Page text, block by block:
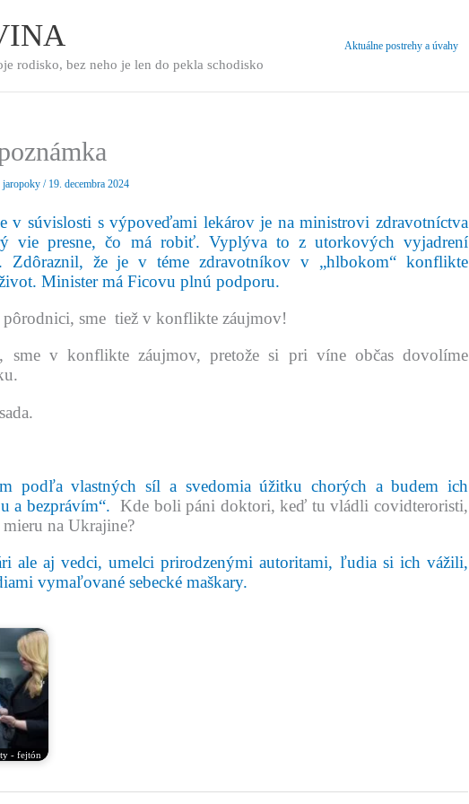
rodisko, bez neho je len do pekla schodisko
Aktuálne postrehy a úvahy
jaropoky / 19. decembra 2024
v súvislosti s výpoveďami lekárov je na ministrovi zdravotníctva
vie presne, čo má robiť. Vyplýva to z utorkových vyjadrení
Zdôraznil, že je v téme zdravotníkov v „hlbokom“ konflikte
Minister má Ficovu plnú podporu.
sme tiež v konflikte záujmov!
sme v konflikte záujmov, pretože si pri víne občas dovolíme
podľa vlastných síl a svedomia úžitku chorých a budem ich
a bezprávím“. Kde boli páni doktori, keď tu vládli covidteroristi,
na Ukrajine?
ale aj vedci, umelci prirodzenými autoritami, ľudia si ich vážili,
vymaľované sebecké maškary.
- fejtón